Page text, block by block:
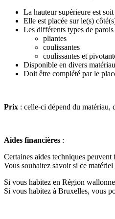
La hauteur supérieure est
Elle est placée sur le(s)
Les différents types de
pliantes
coulissantes
coulissantes et
Disponible en divers
Doit être complété par le
Prix : celle-ci dépend du
Aides financières :
Certaines aides techniques
Vous souhaitez savoir si ce
Si vous habitez en Région
Si vous habitez à Bruxelles, vous